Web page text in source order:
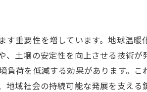
たらすインフラ管理の進化
術が支える無人化施工の未来
ラメンテナンスにおけるAI活用の利点
土木技術がもたらすコスト削減効果
重要性を増しています。地球温
土壌の安定性を向上させる技術
荷を低減する効果があります。
域社会の持続可能な発展を支える